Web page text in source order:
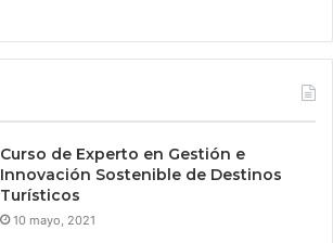
Curso de Experto en Gestión e
Innovación Sostenible de Destinos
Turísticos
10 mayo, 2021